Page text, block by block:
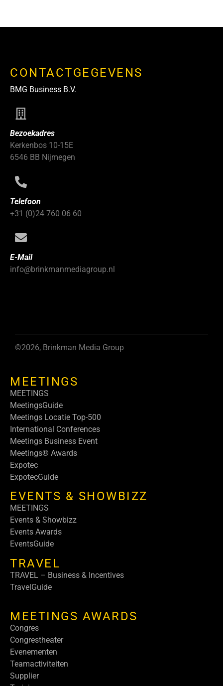
CONTACTGEGEVENS
BMG Business B.V.
Bezoekadres
Kerkenbos 10-15E
6546 BB Nijmegen
Telefoon
+31 (0)24 760 06 60
E-Mail
info@brinkmanmediagroup.nl
©2026, Brinkman Media Group
MEETINGS
MEETINGS
MeetingsGuide
Meetings Locatie Top-500
International Conferences
Meetings Business Event
Meetings® Awards
Expotec
ExpotecGuide
EVENTS & SHOWBIZZ
MEETINGS
Events & Showbizz
Events Awards
EventsGuide
TRAVEL
TRAVEL – Business & Incentives
TravelGuide
MEETINGS AWARDS
Congres
Congrestheater
Evenementen
Teamactiviteiten
Supplier